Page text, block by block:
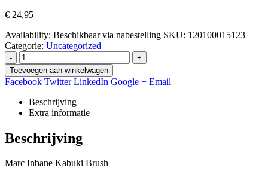
€ 24,95
Availability: Beschikbaar via nabestelling SKU: 120100015123
Categorie: Uncategorized
-
+
Toevoegen aan winkelwagen
Facebook Twitter LinkedIn Google + Email
Beschrijving
Extra informatie
Beschrijving
Marc Inbane Kabuki Brush